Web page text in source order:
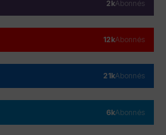
2kAbonnés
12kAbonnés
21kAbonnés
6kAbonnés